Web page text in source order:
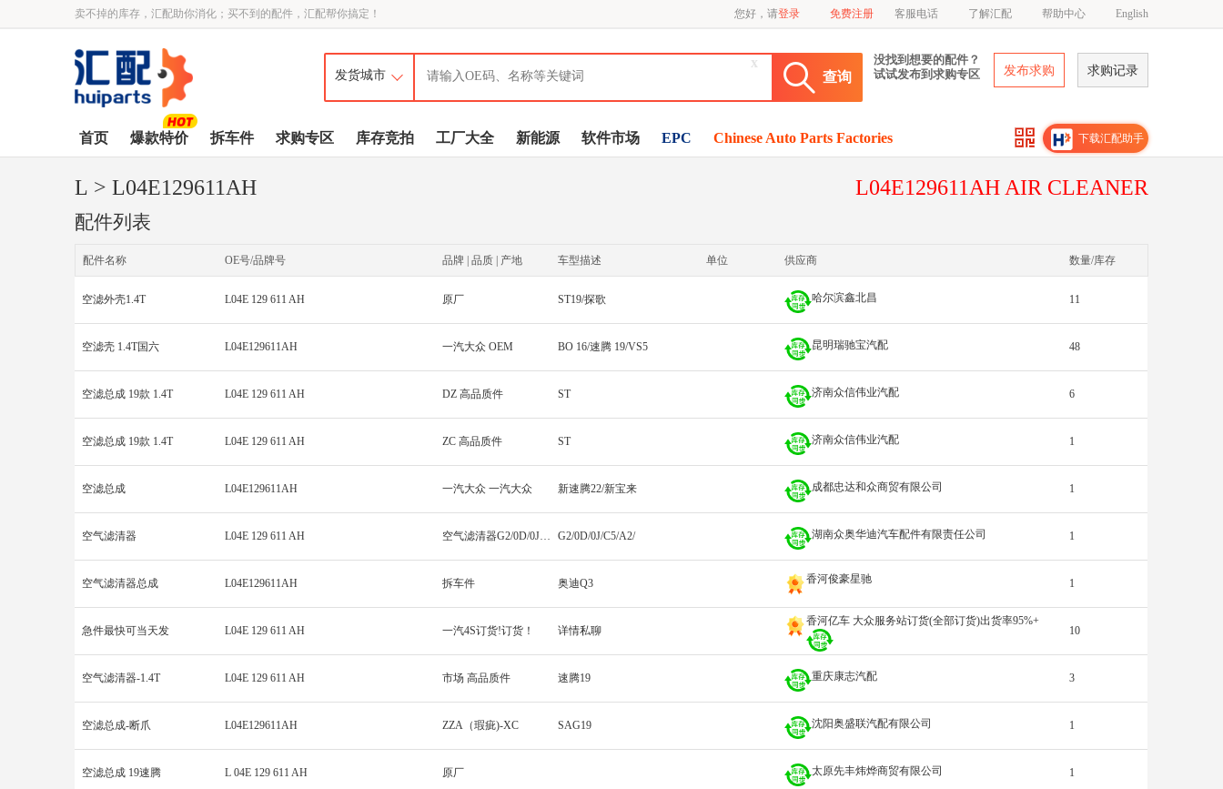
卖不掉的库存，汇配助你消化；买不到的配件，汇配帮你搞定！ 您好，请登录 免费注册 客服电话 了解汇配 帮助中心 English
查询
x
没找到想要的配件？
试试发布到求购专区
发布求购 求购记录
首页 爆款特价 拆车件 求购专区 库存竞拍 工厂大全 新能源 软件市场 EPC Chinese Auto Parts Factories 下载汇配助手
L > L04E129611AH L04E129611AH AIR CLEANER
配件列表
配件名称 OE号/品牌号 品牌 | 品质 | 产地 车型描述 单位 供应商 数量/库存
空滤外壳1.4T L04E 129 611 AH 原厂 ST19/探歌 哈尔滨鑫北昌 11
空滤壳 1.4T国六 L04E129611AH 一汽大众 OEM BO 16/速腾 19/VS5 昆明瑞驰宝汽配 48
空滤总成 19款 1.4T L04E 129 611 AH DZ 高品质件 ST 济南众信伟业汽配 6
空滤总成 19款 1.4T L04E 129 611 AH ZC 高品质件 ST 济南众信伟业汽配 1
空滤总成 L04E129611AH 一汽大众 一汽大众 新速腾22/新宝来 成都忠达和众商贸有限公司 1
空气滤清器 L04E 129 611 AH 空气滤清器G2/0D/0J/C5/A2/ G2/0D/0J/C5/A2/ 湖南众奥华迪汽车配件有限责任公司 1
空气滤清器总成 L04E129611AH 拆车件 奥迪Q3 香河俊豪星驰 1
急件最快可当天发 L04E 129 611 AH 一汽4S订货!订货！ 详情私聊
香河亿车 大众服务站订货(全部订货)出货率95%+
10
空气滤清器-1.4T L04E 129 611 AH 市场 高品质件 速腾19 重庆康志汽配 3
空滤总成-断爪 L04E129611AH ZZA（瑕疵)-XC SAG19 沈阳奥盛联汽配有限公司 1
空滤总成 19速腾 L 04E 129 611 AH 原厂 太原先丰炜烨商贸有限公司 1